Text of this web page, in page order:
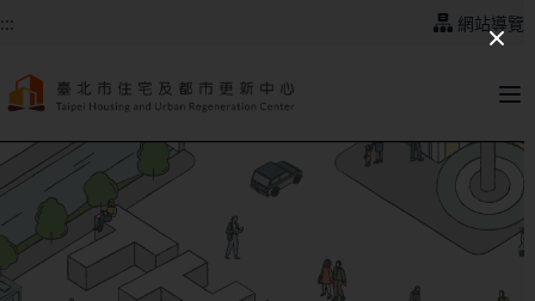
跳到主要內容
::: 網站導覽
:::